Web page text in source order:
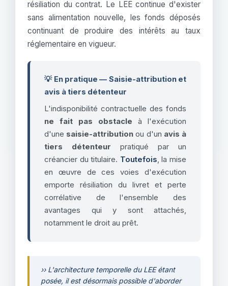
résiliation du contrat. Le LEE continue d'exister
sans alimentation nouvelle, les fonds déposés
continuant de produire des intérêts au taux
réglementaire en vigueur.
💡 En pratique — Saisie-attribution et
avis à tiers détenteur
L'indisponibilité contractuelle des fonds
ne fait pas obstacle à l'exécution
d'une saisie-attribution ou d'un avis à
tiers détenteur pratiqué par un
créancier du titulaire. Toutefois, la mise
en œuvre de ces voies d'exécution
emporte résiliation du livret et perte
corrélative de l'ensemble des
avantages qui y sont attachés,
notamment le droit au prêt.
›› L'architecture temporelle du LEE étant
posée, il est désormais possible d'aborder